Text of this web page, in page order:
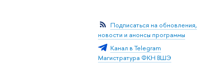
Подписаться на обновления,
новости и анонсы программы
Канал в Telegram
Магистратура ФКН ВШЭ